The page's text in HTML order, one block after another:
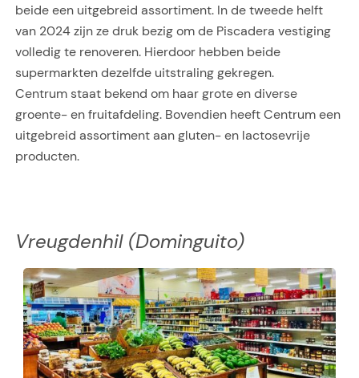
beide een uitgebreid assortiment. In de tweede helft
van 2024 zijn ze druk bezig om de Piscadera vestiging
volledig te renoveren. Hierdoor hebben beide
supermarkten dezelfde uitstraling gekregen.
Centrum staat bekend om haar grote en diverse
groente- en fruitafdeling. Bovendien heeft Centrum een
uitgebreid assortiment aan gluten- en lactosevrije
producten.
Vreugdenhil (Dominguito)